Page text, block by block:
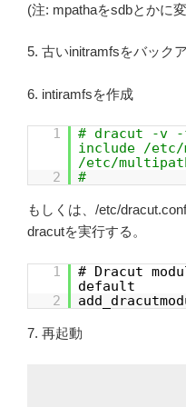
(注: mpathaをsdbとかに
5. 古いinitramfsをバック
6. intiramfsを作成
1
# dracut -v
include /etc/
/etc/
2
#
もしくは、/etc/
dracutを実行する。
1
# Dracut
default
2
7. 再起動